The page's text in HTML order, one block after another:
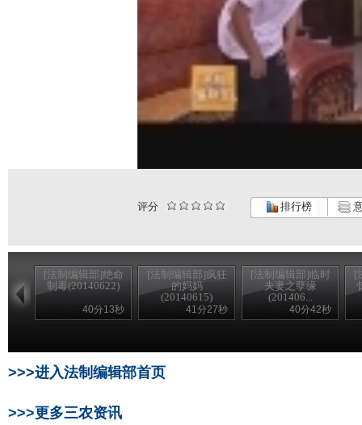
评分 排行榜
[法制编辑部]绝命
制毒(20140622)
40分13秒
[法制编辑部]疯狂
的妈妈
(20140615)
41分27秒
[法制编辑部]临时
夫妻之孽缘
(201406...
40分42秒
[
>>>进入法制编辑部首页
>>>更多三农资讯